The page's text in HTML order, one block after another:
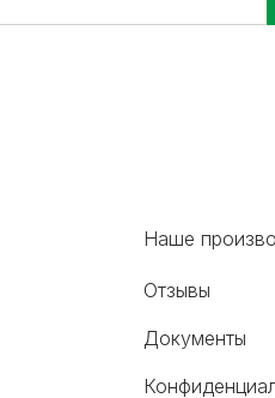
Наше
Отзывы
Документы